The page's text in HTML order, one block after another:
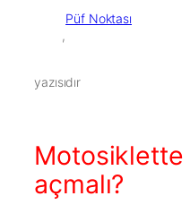
Püf Noktası
yazısıdır
Motosiklette
açmalı?